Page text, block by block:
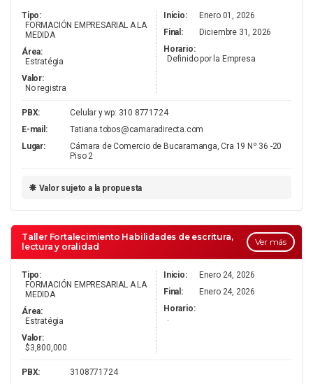
Tipo:
FORMACIÓN EMPRESARIAL A LA
MEDIDA
Área:
Estratégia
Valor:
No registra
Inicio:
Enero 01, 2026
Final:
Diciembre 31, 2026
Horario:
Definido por la Empresa
PBX:
Celular y wp: 310 8771724
E-mail:
Tatiana.tobos@camaradirecta.com
Lugar:
Cámara de Comercio de Bucaramanga, Cra 19 Nº 36 -20
Piso 2
Valor sujeto a la propuesta
Ver más
Taller Fortalecimiento Habilidades de escritura,
lectura y oralidad
Tipo:
FORMACIÓN EMPRESARIAL A LA
MEDIDA
Área:
Estratégia
Valor:
$3,800,000
Inicio:
Enero 24, 2026
Final:
Enero 24, 2026
Horario:
.
PBX:
3108771724